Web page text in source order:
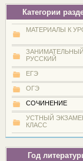
Категории
МАТЕРИАЛЫ К
ЗАНИМАТЕЛЬНЫЙ
РУССКИЙ
ЕГЭ
ОГЭ
СОЧИНЕНИЕ
УСТНЫЙ
КЛАСС
Год